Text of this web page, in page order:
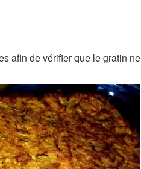
afin de vérifier que le gratin ne